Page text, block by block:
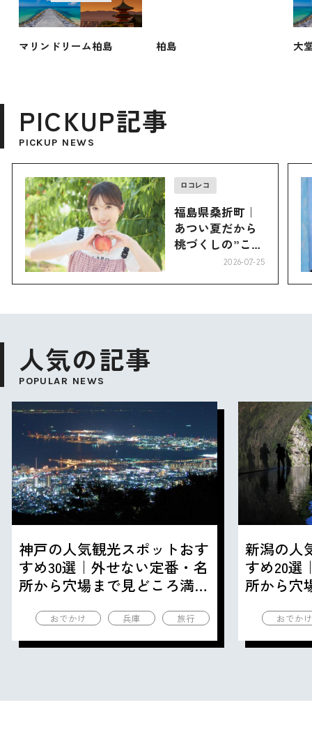
マリンドリーム柏島 柏島 大
PICKUP記事
PICKUP NEWS
ロコレコ
福島県桑折町｜
あつい夏だから
桃づくしの”こお
2026-07-25
人気の記事
POPULAR NEWS
神戸の人気観光スポットおす
すめ30選｜外せない定番・名
所から穴場まで見どころ満載
おでかけ 兵庫 旅行
新潟の人
すめ20選
所から穴
おでか